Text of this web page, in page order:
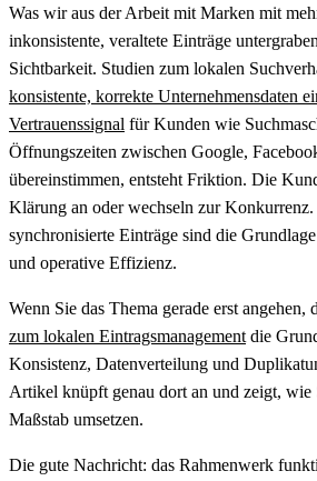
Was wir aus der Arbeit mit Marken mit
inkonsistente, veraltete Einträge
Sichtbarkeit. Studien zum lokalen
konsistente, korrekte Unternehmensdaten
Vertrauenssignal für Kunden wie
Öffnungszeiten zwischen Google,
übereinstimmen, entsteht Friktion. Die
Klärung an oder wechseln zur
synchronisierte Einträge sind die
und operative Effizienz.
Wenn Sie das Thema gerade erst angehen,
zum lokalen Eintragsmanagement die
Konsistenz, Datenverteilung und
Artikel knüpft genau dort an und zeigt, wie
Maßstab umsetzen.
Die gute Nachricht: das Rahmenwerk